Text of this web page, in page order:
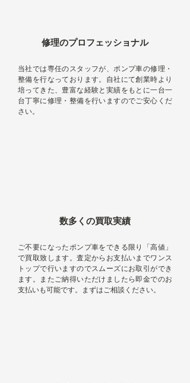
修理のプロフェッショナル
当社では専任のスタッフが、ポンプ車の修理・
整備を行なっております。自社にて創業時より
培ってきた、豊富な経験と実績をもとに一台一
台丁寧に修理・整備を行いますのでご安心くだ
さい。
数多くの買取実績
ご不要になったポンプ車をできる限り「高値」
で買取致します。査定からお支払いまでワンス
トップで行いますのでスムーズにお取引ができ
ます。またご納得いただけましたら即金でのお
支払いも可能です。まずはご相談ください。